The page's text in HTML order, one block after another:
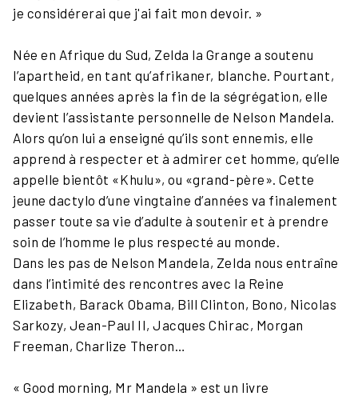
je considérerai que j'ai fait mon devoir. »
Née en Afrique du Sud, Zelda la Grange a soutenu
l’apartheid, en tant qu’afrikaner, blanche. Pourtant,
quelques années après la fin de la ségrégation, elle
devient l’assistante personnelle de Nelson Mandela.
Alors qu’on lui a enseigné qu’ils sont ennemis, elle
apprend à respecter et à admirer cet homme, qu’elle
appelle bientôt «Khulu», ou «grand-père». Cette
jeune dactylo d’une vingtaine d’années va finalement
passer toute sa vie d’adulte à soutenir et à prendre
soin de l’homme le plus respecté au monde.
Dans les pas de Nelson Mandela, Zelda nous entraîne
dans l’intimité des rencontres avec la Reine
Elizabeth, Barack Obama, Bill Clinton, Bono, Nicolas
Sarkozy, Jean-Paul II, Jacques Chirac, Morgan
Freeman, Charlize Theron…
« Good morning, Mr Mandela » est un livre